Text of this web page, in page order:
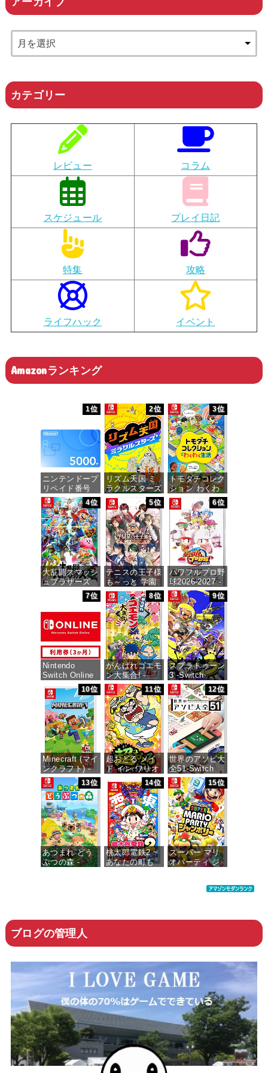
カテゴリー
レビュー コラム
スケジュール プレイ日記
特集 攻略
ライフハック イベント
Amazonランキング
1位
ニンテンドープ
リペイド番号
5000円|オンラ
インコード版
価格：¥5,000
2位
リズム天国 ミ
ラクルスターズ
-Switch
価格：¥5,645
3位
トモダチコレク
ション わくわ
く生活 -Switch
価格：¥6,155
4位
大乱闘スマッシ
ュブラザーズ
SPECIAL -
価格：¥6,473
5位
テニスの王子様
も～っと 学園
祭の王子様
♡-40 and
more…
価格：¥7,159
6位
パワフルプロ野
球2026-2027 -
Switch
価格：¥6,940
7位
Nintendo
Switch Online
利用券(個人プ
ラン3か月)|オ
ンラインコード
版
価格：¥900
8位
がんばれゴエモ
ン大集合! -
Switch
価格：¥4,436
9位
スプラトゥーン
3 -Switch
価格：¥5,536
10位
Minecraft (マイ
ンクラフト) -
Switch
価格：¥3,400
11位
超おどる メイ
ド イン ワリオ
価格：¥4,073
12位
世界のアソビ大
全51-Switch
価格：¥3,655
13位
あつまれ どう
ぶつの森 -
14位
桃太郎電鉄2 ~
あなたの町も
15位
スーパー マリ
オパーティ ジ
ブログの管理人